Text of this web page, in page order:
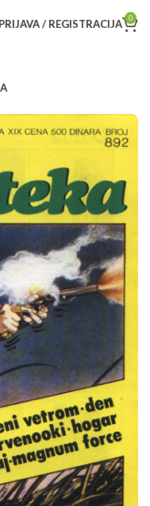
PRIJAVA / REGISTRACIJA 0